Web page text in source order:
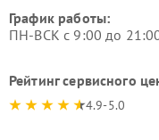
График работы:
ПН-ВСК с 9:00 до
Рейтинг сервисного
4.9-5.0